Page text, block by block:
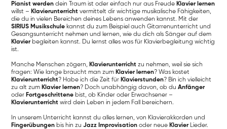
Pianist werden dein Traum ist oder einfach nur aus Freude Klavier lernen
willst – Klavierunterricht vermittelt dir wichtige musikalische Fähigkeiten,
die du in vielen Bereichen deines Lebens anwenden kannst. Mit der
SIRIUS Musikschule kannst du zum Beispiel auch Gitarrenunterricht und
Gesangsunterricht nehmen und lernen, wie du dich als Sänger auf dem
Klavier begleiten kannst. Du lernst alles was für Klavierbegleitung wichtig
ist.
Manche Menschen zögern, Klavierunterricht zu nehmen, weil sie sich
fragen: Wie lange braucht man zum Klavier lernen? Was kostet
Klavierunterricht? Habe ich die Zeit für Klavierstunden? Bin ich vielleicht
zu alt zum Klavier lernen? Doch unabhängig davon, ob duAnfänger
oder Fortgeschrittene bist, ob Kinder oder Erwachsener –
Klavierunterricht wird dein Leben in jedem Fall bereichern.
In unserem Unterricht kannst du alles lernen, von Klavierakkorden und
Fingerübungen bis hin zuJazz Improvisation oder neue Klavier Lieder.